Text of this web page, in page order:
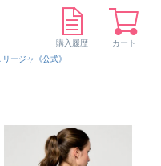
ージャ《公式》
購入履歴 カート